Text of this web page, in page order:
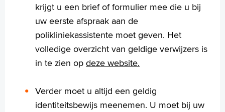
Homepage
Praktische informatie
Specialismen
Werken en leren
Contact
krijgt u een brief of formulier mee die u bij
uw eerste afspraak aan de
polikliniekassistente moet geven. Het
volledige overzicht van geldige verwijzers is
in te zien op deze website.
Verder moet u altijd een geldig
identiteitsbewijs meenemen. U moet bij uw